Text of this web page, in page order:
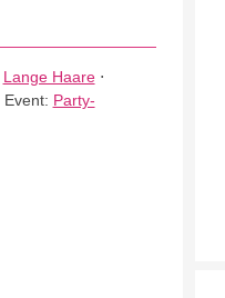
Lange Haare⋅
Event: Party-